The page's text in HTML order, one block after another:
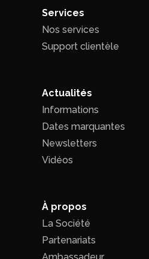
Services
Nos services
Support clientèle
Actualités
Informations
Dates marquantes
Newsletters
Vidéos
À propos
La Société
Partenariats